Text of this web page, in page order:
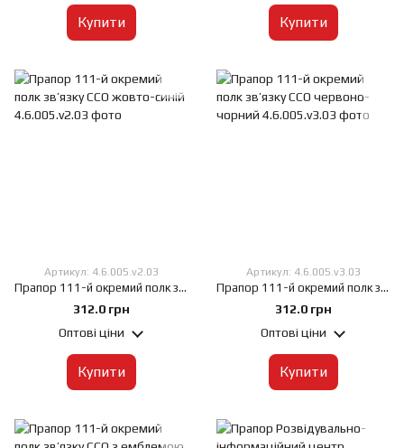
Купити Купити
Артикул: 4.6.005.v2.03
Прапор 111-й окремий полк зв’язку ССО жовто-синій, 60х90 см, Штучний шовк 50 г/м², Сублімаційний друк, односторонній, Кишеня під древко зліва
312.0 грн
Оптові ціни
Купити
Артикул: 4.6.005.v3.03
Прапор 111-й окремий полк зв’язку ССО червоно-чорний, 60х90 см, Штучний шовк 50 г/м², Сублімаційний друк, односторонній, Кишеня під древко зліва
312.0 грн
Оптові ціни
Купити